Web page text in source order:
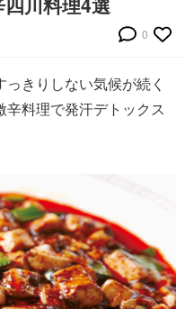
0
きりしない気候が続く
料理で発汗デトックス